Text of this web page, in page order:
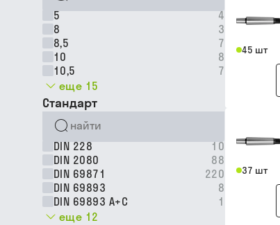
5
4
8
3
8,5
7
10
8
10,5
7
еще 15
Стандарт
DIN 228
10
DIN 2080
88
DIN 69871
220
DIN 69893
8
DIN 69893 A+C
1
еще 12
45 шт
37 шт